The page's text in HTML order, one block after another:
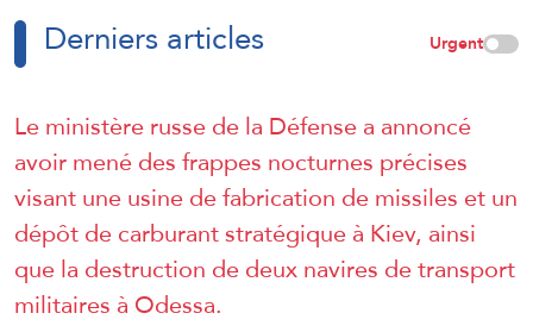
Derniers articles Urgent
Le ministère russe de la Défense a annoncé
avoir mené des frappes nocturnes précises
visant une usine de fabrication de missiles et un
dépôt de carburant stratégique à Kiev, ainsi
que la destruction de deux navires de transport
militaires à Odessa.